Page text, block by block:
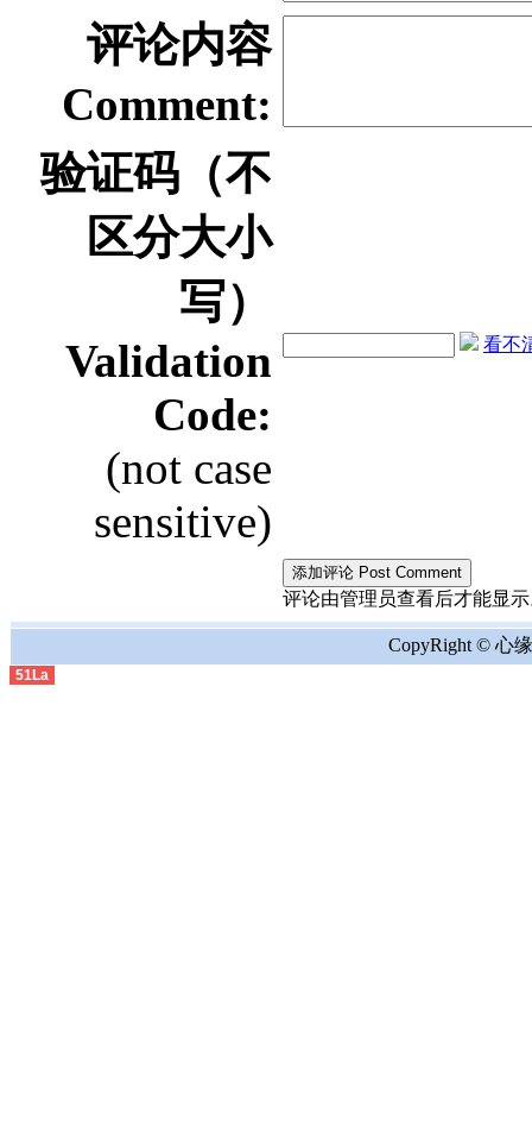
评论内容
Comment:
验证码（不
区分大小
写）
Validation
Code:
(not case
sensitive)
看不
评论由管理员查看后才能显示
CopyRight © 心
51La